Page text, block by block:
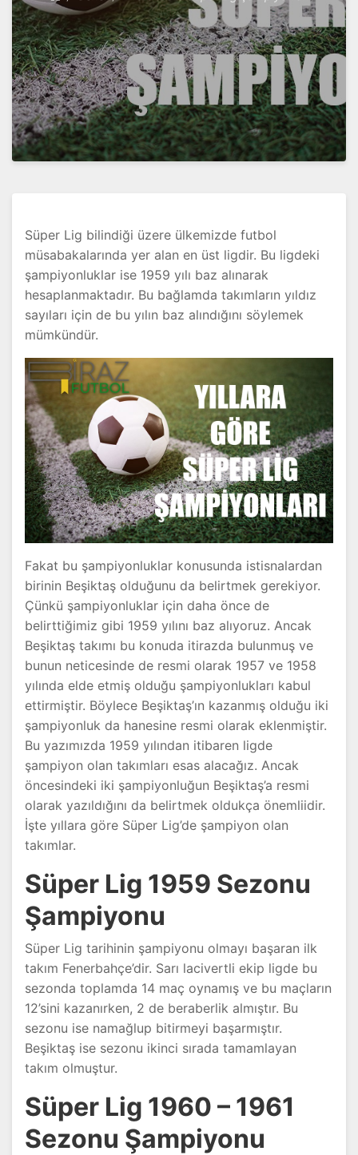
Süper Lig bilindiği üzere ülkemizde futbol
müsabakalarında yer alan en üst ligdir. Bu ligdeki
şampiyonluklar ise 1959 yılı baz alınarak
hesaplanmaktadır. Bu bağlamda takımların yıldız
sayıları için de bu yılın baz alındığını söylemek
mümkündür.
Fakat bu şampiyonluklar konusunda istisnalardan
birinin Beşiktaş olduğunu da belirtmek gerekiyor.
Çünkü şampiyonluklar için daha önce de
belirttiğimiz gibi 1959 yılını baz alıyoruz. Ancak
Beşiktaş takımı bu konuda itirazda bulunmuş ve
bunun neticesinde de resmi olarak 1957 ve 1958
yılında elde etmiş olduğu şampiyonlukları kabul
ettirmiştir. Böylece Beşiktaş’ın kazanmış olduğu iki
şampiyonluk da hanesine resmi olarak eklenmiştir.
Bu yazımızda 1959 yılından itibaren ligde
şampiyon olan takımları esas alacağız. Ancak
öncesindeki iki şampiyonluğun Beşiktaş’a resmi
olarak yazıldığını da belirtmek oldukça önemliidir.
İşte yıllara göre Süper Lig’de şampiyon olan
takımlar.
Süper Lig 1959 Sezonu
Şampiyonu
Süper Lig tarihinin şampiyonu olmayı başaran ilk
takım Fenerbahçe’dir. Sarı lacivertli ekip ligde bu
sezonda toplamda 14 maç oynamış ve bu maçların
12’sini kazanırken, 2 de beraberlik almıştır. Bu
sezonu ise namağlup bitirmeyi başarmıştır.
Beşiktaş ise sezonu ikinci sırada tamamlayan
takım olmuştur.
Süper Lig 1960 – 1961
Sezonu Şampiyonu